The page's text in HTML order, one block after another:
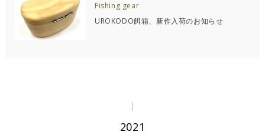
Fishing gear
UROKODO餌箱、新作入荷のお知らせ
2021